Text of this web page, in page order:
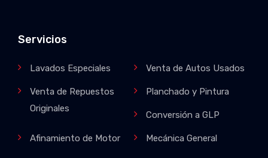
Servicios
Lavados Especiales Venta de Autos Usados
Venta de Repuestos
Originales
Planchado y Pintura
Conversión a GLP
Afinamiento de Motor Mecánica General